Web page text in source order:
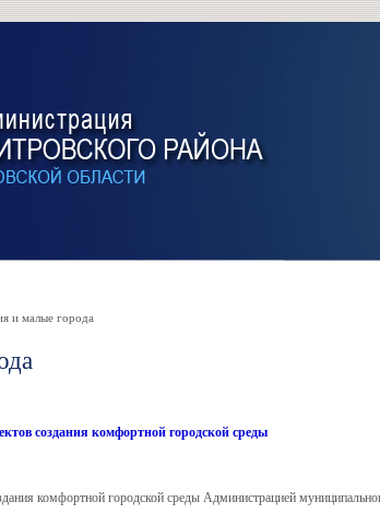
и малые города
создания комфортной городской среды
комфортной городской среды Администрацией